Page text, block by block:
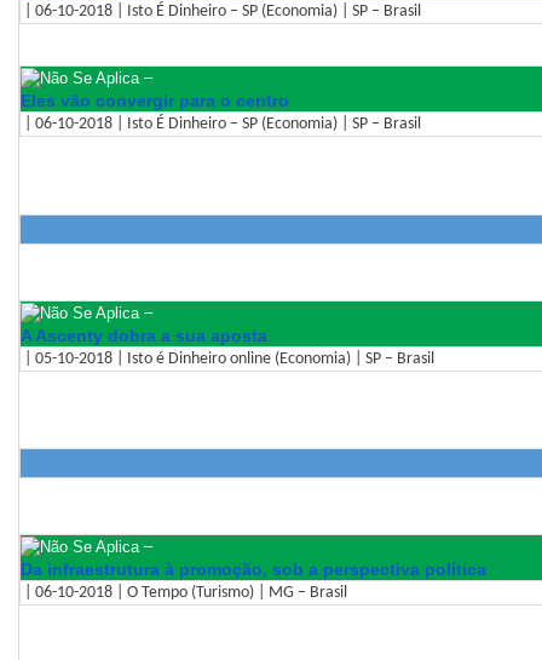
| 06-10-2018 | Isto É Dinheiro – SP (Economia) | SP – Brasil
–
Eles vão convergir para o centro
| 06-10-2018 | Isto É Dinheiro – SP (Economia) | SP – Brasil
–
A Ascenty dobra a sua aposta
| 05-10-2018 | Isto é Dinheiro online (Economia) | SP – Brasil
–
Da infraestrutura à promoção, sob a perspectiva política
| 06-10-2018 | O Tempo (Turismo) | MG – Brasil